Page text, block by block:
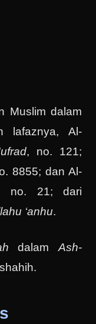
Muslim dalam
lafaznya, Al-
, no. 121;
8855; dan Al-
no. 21; dari
‘anhu.
dalamAsh-